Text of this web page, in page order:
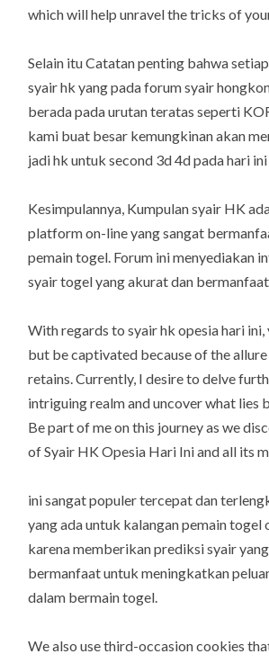
which will help unravel the tricks of
Selain itu Catatan penting bahwa
syair hk yang pada forum syair
berada pada urutan teratas seperti
kami buat besar kemungkinan akan
jadi hk untuk second 3d 4d pada hari ini
Kesimpulannya, Kumpulan syair HK
platform on-line yang sangat
pemain togel. Forum ini menyediakan
syair togel yang akurat dan
With regards to syair hk opesia hari ini,
but be captivated because of the
retains. Currently, I desire to delve
intriguing realm and uncover what lies
Be part of me on this journey as we
of Syair HK Opesia Hari Ini and all its
ini sangat populer tercepat dan
yang ada untuk kalangan pemain togel
karena memberikan prediksi syair
bermanfaat untuk meningkatkan
dalam bermain togel.
We also use third-occasion cookies